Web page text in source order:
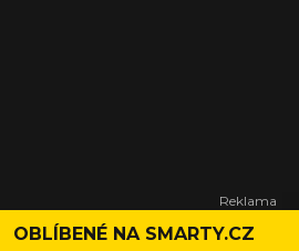
OBLÍBENÉ NA SMARTY.CZ